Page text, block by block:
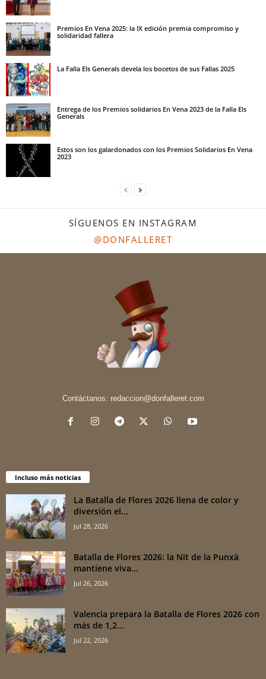
Premios En Vena 2025: la IX edición premia compromiso y
solidaridad fallera
La Falla Els Generals devela los bocetos de sus Fallas 2025
Entrega de los Premios solidarios En Vena 2023 de la Falla Els
Generals
Estos son los galardonados con los Premios Solidarios En Vena
2023
SÍGUENOS EN INSTAGRAM
@DONFALLERET
Contáctanos: redaccion@donfalleret.com
Incluso más noticias
La Batalla de Flores 2026 llena de color y
diversión el...
Jul 28, 2026
Batalla de Flores 2026: la Nit de la Punxà
mantiene viva...
Jul 26, 2026
Valencia prepara la Batalla de Flores 2026 con
más de 1,2...
Jul 22, 2026